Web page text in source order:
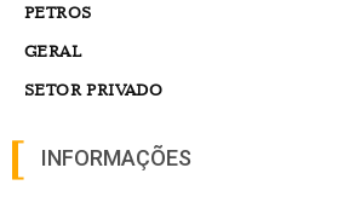
PETROS
GERAL
SETOR PRIVADO
INFORMAÇÕES